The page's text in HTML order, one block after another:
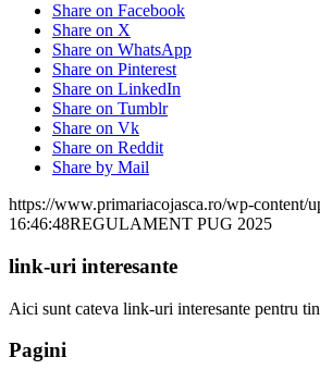
Share on Facebook
Share on X
Share on WhatsApp
Share on Pinterest
Share on LinkedIn
Share on Tumblr
Share on Vk
Share on Reddit
Share by Mail
https://www.primariacojasca.ro/wp-content/
16:46:48REGULAMENT PUG 2025
link-uri interesante
Aici sunt cateva link-uri interesante pentru
Pagini